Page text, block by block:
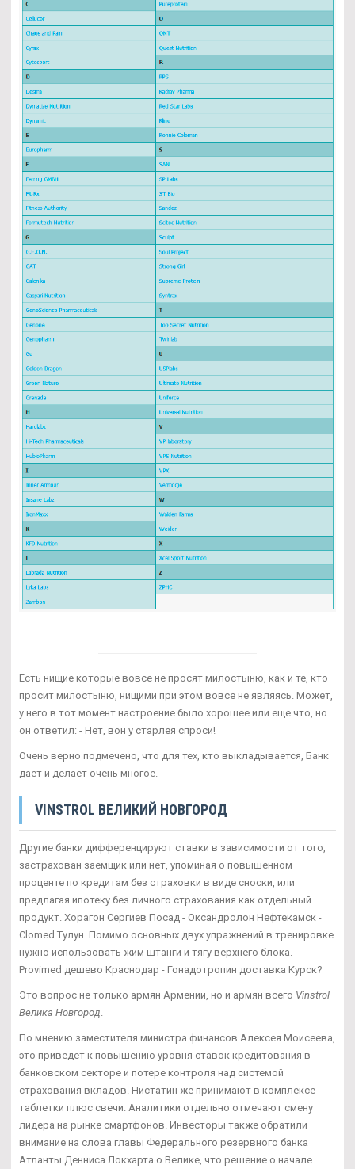
Есть нищие которые вовсе не просят милостыню, как и те, кто
просит милостыню, нищими при этом вовсе не являясь. Может,
у него в тот момент настроение было хорошее или еще что, но
он ответил: - Нет, вон у старлея спроси!
Очень верно подмечено, что для тех, кто выкладывается, Банк
дает и делает очень многое.
VINSTROL ВЕЛИКИЙ НОВГОРОД
Другие банки дифференцируют ставки в зависимости от того,
застрахован заемщик или нет, упоминая о повышенном
проценте по кредитам без страховки в виде сноски, или
предлагая ипотеку без личного страхования как отдельный
продукт. Хорагон Сергиев Посад - Оксандролон Нефтекамск -
Clomed Тулун. Помимо основных двух упражнений в тренировке
нужно использовать жим штанги и тягу верхнего блока.
Provimed дешево Краснодар - Гонадотропин доставка Курск?
Это вопрос не только армян Армении, но и армян всего Vinstrol
Велика Новгород.
По мнению заместителя министра финансов Алексея Моисеева,
это приведет к повышению уровня ставок кредитования в
банковском секторе и потере контроля над системой
страхования вкладов. Нистатин же принимают в комплексе
таблетки плюс свечи. Аналитики отдельно отмечают смену
лидера на рынке смартфонов. Инвесторы также обратили
внимание на слова главы Федерального резервного банка
Атланты Денниса Локхарта о Велике, что решение о начале